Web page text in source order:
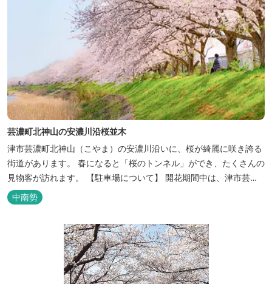
芸濃町北神山の安濃川沿桜並木
津市芸濃町北神山（こやま）の安濃川沿いに、桜が綺麗に咲き誇る
街道があります。 春になると「桜のトンネル」ができ、たくさんの
見物客が訪れます。 【駐車場について】 開花期間中は、津市芸濃
総合支所（津市芸濃町椋本６１４１−１）を臨時駐車場として開放
いたします。 津市芸濃総合支所及び安濃川沿いの桜並木までの道中
にあるフランスベッド三重工場でも綺麗な桜が楽しめますので、ぜ
ひ一緒にお楽しみくだ...
中南勢